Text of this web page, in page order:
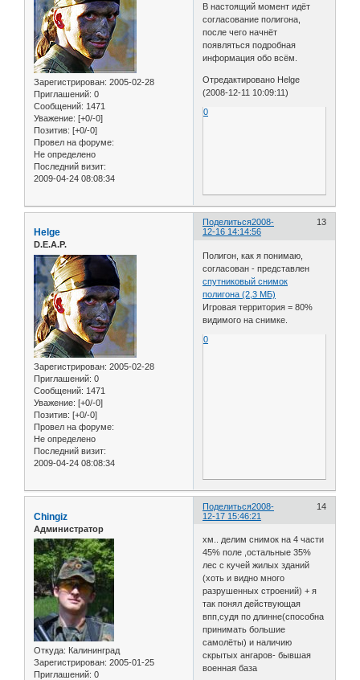
Зарегистрирован: 2005-02-28
Приглашений: 0
Сообщений: 1471
Уважение: [+0/-0]
Позитив: [+0/-0]
Провел на форуме:
Не определено
Последний визит:
2009-04-24 08:08:34
В настоящий момент идёт
согласование полигона,
после чего начнёт
появляться подробная
информация обо всём.
Отредактировано Helge
(2008-12-11 10:09:11)
0
Поделиться 13
2008-
12-16 14:14:56
Helge
D.E.A.P.
Зарегистрирован: 2005-02-28
Приглашений: 0
Сообщений: 1471
Уважение: [+0/-0]
Позитив: [+0/-0]
Провел на форуме:
Не определено
Последний визит:
2009-04-24 08:08:34
Полигон, как я понимаю,
согласован - представлен
спутниковый снимок
полигона (2,3 МБ)
Игровая территория = 80%
видимого на снимке.
0
Поделиться 14
2008-
12-17 15:46:21
Chingiz
Администратор
Откуда: Калининград
Зарегистрирован: 2005-01-25
Приглашений: 0
хм.. делим снимок на 4 части
45% поле ,остальные 35%
лес с кучей жилых зданий
(хоть и видно много
разрушенных строений) + я
так понял действующая
впп,судя по длинне(способна
принимать большие
самолёты) и наличию
скрытых ангаров- бывшая
военная база